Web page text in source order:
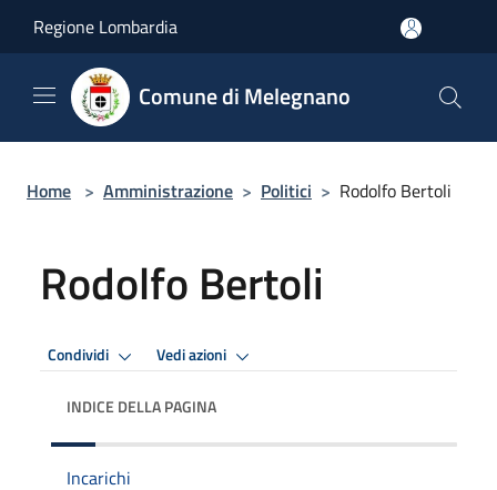
Regione Lombardia
Comune di Melegnano
Home > Amministrazione > Politici > Rodolfo Bertoli
Rodolfo Bertoli
Condividi Vedi azioni
INDICE DELLA PAGINA
Incarichi